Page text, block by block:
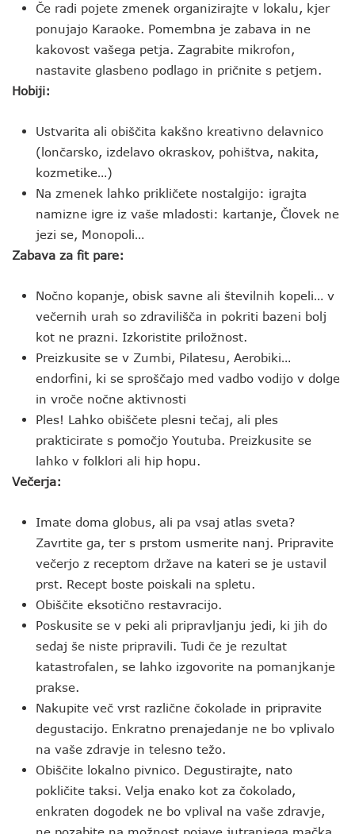
Če radi pojete zmenek organizirajte v lokalu, kjer
ponujajo Karaoke. Pomembna je zabava in ne
kakovost vašega petja. Zagrabite mikrofon,
nastavite glasbeno podlago in pričnite s petjem.
Hobiji:
Ustvarita ali obiščita kakšno kreativno delavnico
(lončarsko, izdelavo okraskov, pohištva, nakita,
kozmetike…)
Na zmenek lahko prikličete nostalgijo: igrajta
namizne igre iz vaše mladosti: kartanje, Človek ne
jezi se, Monopoli…
Zabava za fit pare:
Nočno kopanje, obisk savne ali številnih kopeli… v
večernih urah so zdravilišča in pokriti bazeni bolj
kot ne prazni. Izkoristite priložnost.
Preizkusite se v Zumbi, Pilatesu, Aerobiki…
endorfini, ki se sproščajo med vadbo vodijo v dolge
in vroče nočne aktivnosti
Ples! Lahko obiščete plesni tečaj, ali ples
prakticirate s pomočjo Youtuba. Preizkusite se
lahko v folklori ali hip hopu.
Večerja:
Imate doma globus, ali pa vsaj atlas sveta?
Zavrtite ga, ter s prstom usmerite nanj. Pripravite
večerjo z receptom države na kateri se je ustavil
prst. Recept boste poiskali na spletu.
Obiščite eksotično restavracijo.
Poskusite se v peki ali pripravljanju jedi, ki jih do
sedaj še niste pripravili. Tudi če je rezultat
katastrofalen, se lahko izgovorite na pomanjkanje
prakse.
Nakupite več vrst različne čokolade in pripravite
degustacijo. Enkratno prenajedanje ne bo vplivalo
na vaše zdravje in telesno težo.
Obiščite lokalno pivnico. Degustirajte, nato
pokličite taksi. Velja enako kot za čokolado,
enkraten dogodek ne bo vplival na vaše zdravje,